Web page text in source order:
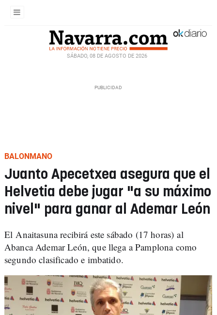
SÁBADO, 08 DE AGOSTO DE 2026
BALONMANO
Juanto Apecetxea asegura que el
Helvetia debe jugar "a su máximo
nivel" para ganar al Ademar León
El Anaitasuna recibirá este sábado (17 horas) al
Abanca Ademar León, que llega a Pamplona como
segundo clasificado e imbatido.